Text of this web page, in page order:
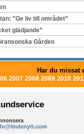
”Ge liv till området”
glädjande”
Gården
Har du missat
2007 2008 2009 2010